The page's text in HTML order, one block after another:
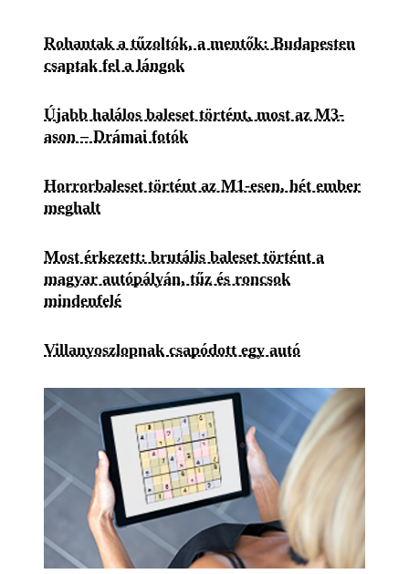
Rohantak a tűzoltók, a mentők: Budapesten
csaptak fel a lángok
Újabb halálos baleset történt, most az M3-
ason – Drámai fotók
Horrorbaleset történt az M1-esen, hét ember
meghalt
Most érkezett: brutális baleset történt a
magyar autópályán, tűz és roncsok
mindenfelé
Villanyoszlopnak csapódott egy autó